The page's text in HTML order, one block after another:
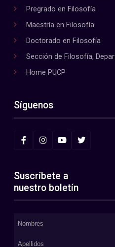
Pregrado en Filosofía
Maestría en Filosofía
Doctorado en Filosofía
Sección de Filosofía,
Home PUCP
Síguenos
Suscríbete a
nuestro boletín